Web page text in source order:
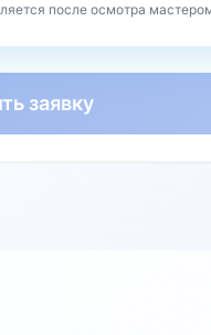
после осмотра
заявку